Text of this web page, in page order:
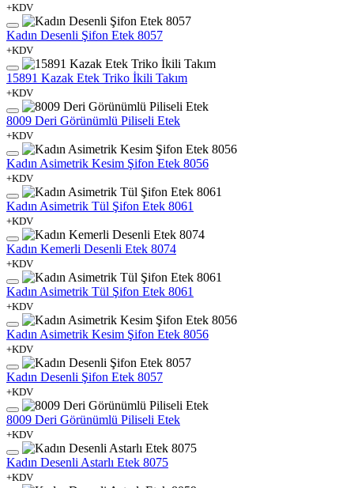
+KDV
Kadın Desenli Şifon Etek 8057
+KDV
15891 Kazak Etek Triko İkili Takım
+KDV
8009 Deri Görünümlü Piliseli Etek
+KDV
Kadın Asimetrik Kesim Şifon Etek 8056
+KDV
Kadın Asimetrik Tül Şifon Etek 8061
+KDV
Kadın Kemerli Desenli Etek 8074
+KDV
Kadın Asimetrik Tül Şifon Etek 8061
+KDV
Kadın Asimetrik Kesim Şifon Etek 8056
+KDV
Kadın Desenli Şifon Etek 8057
+KDV
8009 Deri Görünümlü Piliseli Etek
+KDV
Kadın Desenli Astarlı Etek 8075
+KDV